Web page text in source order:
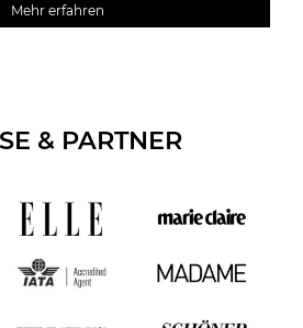
Mehr erfahren
& PARTNER